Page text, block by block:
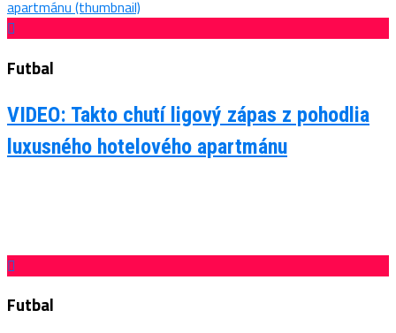
Futbal
VIDEO: Takto chutí ligový zápas z pohodlia
luxusného hotelového apartmánu
Futbal